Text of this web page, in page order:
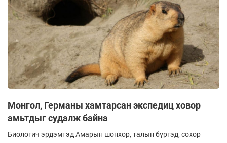
Монгол, Германы хамтарсан экспедиц ховор
амьтдыг судалж байна
Биологич эрдэмтэд Амарын шонхор, талын бүргэд, сохор